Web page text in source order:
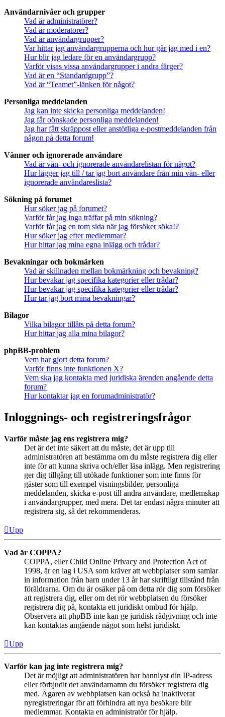
Användarnivåer och grupper
Vad är administratörer?
Vad är moderatorer?
Vad är användargrupper?
Var hittar jag användargrupperna och hur går jag med i en?
Hur blir jag ledare för en användargrupp?
Varför visas vissa användargrupper i andra färger?
Vad är en “Standardgrupp”?
Vad är “Teamet”-länken för något?
Personliga meddelanden
Jag kan inte skicka personliga meddelanden!
Jag får oönskade personliga meddelanden!
Jag har fått skräppost eller anstötliga e-postmeddelanden från
någon på detta forum!
Vänner och ignorerade användare
Vad är vän- och ignorerade användarelistan för något?
Hur lägger jag till / tar jag bort användare från min vän- eller
ignorerade användareslista?
Sökning på forumet
Hur söker jag på forumet?
Varför får jag inga träffar på min sökning?
Varför får jag en tom sida när jag försöker söka!?
Hur söker jag efter medlemmar?
Hur hittar jag mina egna inlägg och trådar?
Bevakningar och bokmärken
Vad är skillnaden mellan bokmärkning och bevakning?
Hur bevakar jag specifika kategorier eller trådar?
Hur bevakar jag specifika kategorier eller trådar?
Hur tar jag bort mina bevakningar?
Bilagor
Vilka bilagor tillåts på detta forum?
Hur hittar jag alla mina bilagor?
phpBB-problem
Vem har gjort detta forum?
Varför finns inte funktionen X?
Vem ska jag kontakta med juridiska ärenden angående detta
forum?
Hur kontaktar jag en forumadministratör?
Inloggnings- och registreringsfrågor
Varför måste jag ens registrera mig?
Det är det inte säkert att du måste, det är upp till
administratören att bestämma om du måste registrera dig eller
inte för att kunna skriva och/eller läsa inlägg. Men registrering
ger dig tillgång till utökade funktioner som inte finns för
gäster som till exempel visningsbilder, personliga
meddelanden, skicka e-post till andra användare, medlemskap
i användargrupper, med mera. Det tar endast några minuter att
registrera sig, så det rekommenderas.
Upp
Vad är COPPA?
COPPA, eller Child Online Privacy and Protection Act of
1998, är en lag i USA som kräver att webbplatser som samlar
in information från barn under 13 år har skriftligt tillstånd från
föräldrarna. Om du är osäker på om detta rör dig som försöker
att registrera dig, eller om det rör webbplatsen du försöker
registrera dig på, kontakta ett juridiskt ombud för hjälp.
Observera att phpBB inte kan ge juridisk rådgivning och inte
kan kontaktas angående något som helst juridiskt.
Upp
Varför kan jag inte registrera mig?
Det är möjligt att administratören har bannlyst din IP-adress
eller förbjudit det användarnamn du försöker registrera dig
med. Ägaren av webbplatsen kan också ha inaktiverat
nyregistreringar för att förhindra att nya besökare blir
medlemmar. Kontakta en administratör för hjälp.